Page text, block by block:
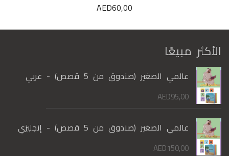
AED60,00
الأكثر مبيعًا
عالمي الصغير (صندوق من 5 قصص) - عربي
AED95,00
عالمي الصغير (صندوق من 5 قصص) - إنجليزي
AED150,00